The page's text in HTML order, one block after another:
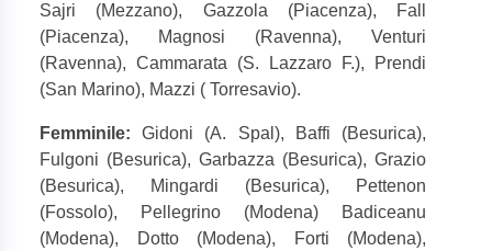
Sajri (Mezzano), Gazzola (Piacenza), Fall
(Piacenza), Magnosi (Ravenna), Venturi
(Ravenna), Cammarata (S. Lazzaro F.), Prendi
(San Marino), Mazzi ( Torresavio).
Femminile:Gidoni (A. Spal), Baffi (Besurica),
Fulgoni (Besurica), Garbazza (Besurica), Grazio
(Besurica), Mingardi (Besurica), Pettenon
(Fossolo), Pellegrino (Modena) Badiceanu
(Modena), Dotto (Modena), Forti (Modena),